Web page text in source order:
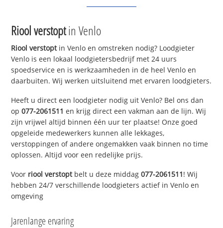
Riool verstoptin Venlo
Riool verstoptin Venlo en omstreken nodig? Loodgieter
Venlo is een lokaal loodgietersbedrijf met 24 uurs
spoedservice en is werkzaamheden in de heel Venlo en
daarbuiten. Wij werken uitsluitend met ervaren loodgieters.
Heeft u direct een loodgieter nodig uit Venlo? Bel ons dan
op077-2061511 en krijg direct een vakman aan de lijn. Wij
zijn vrijwel altijd binnen één uur ter plaatse! Onze goed
opgeleide medewerkers kunnen alle lekkages,
verstoppingen of andere ongemakken vaak binnen no time
oplossen. Altijd voor een redelijke prijs.
Voor riool verstoptbelt u deze middag077-2061511! Wij
hebben 24/7 verschillende loodgieters actief in Venlo en
omgeving
Jarenlange ervaring